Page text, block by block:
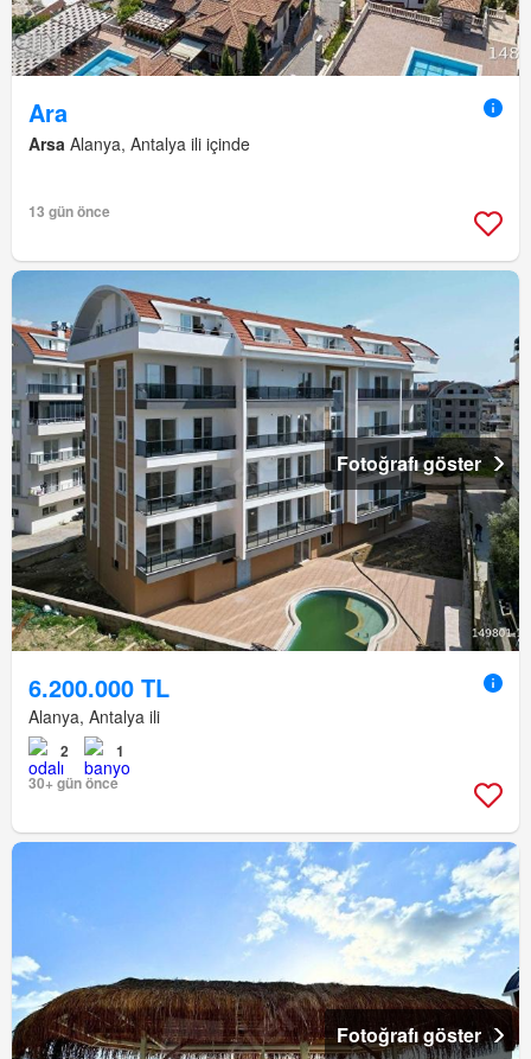
Ara
Arsa Alanya, Antalya ili içinde
13 gün önce
Fotoğrafı göster
6.200.000 TL
Alanya, Antalya ili
2
1
30+ gün önce
Fotoğrafı göster